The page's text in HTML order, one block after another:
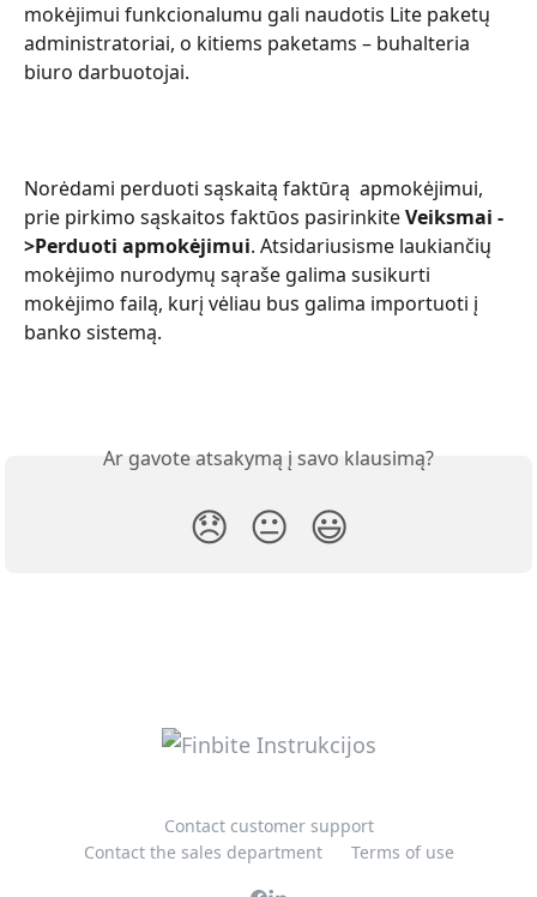
mokėjimui funkcionalumu gali naudotis Lite paketų
administratoriai, o kitiems paketams – buhalteria
biuro darbuotojai.
Norėdami perduoti sąskaitą faktūrą  apmokėjimui,
prie pirkimo sąskaitos faktūos pasirinkite Veiksmai -
>Perduoti apmokėjimui. Atsidariusisme laukiančių
mokėjimo nurodymų sąraše galima susikurti
mokėjimo failą, kurį vėliau bus galima importuoti į
banko sistemą.
Ar gavote atsakymą į savo klausimą?
😞 😐 😃
Contact customer support
Contact the sales department
Terms of use